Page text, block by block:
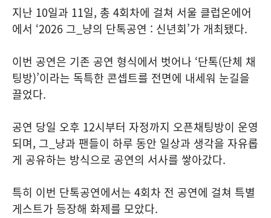
지난 10일과 11일, 총 4회차에 걸쳐 서울 클럽온에어
에서 ‘2026 그_냥의 단톡공연 : 신년회’가 개최됐다.
이번 공연은 기존 공연 형식에서 벗어나 ‘단톡(단체 채
팅방)’이라는 독특한 콘셉트를 전면에 내세워 눈길을
끌었다.
공연 당일 오후 12시부터 자정까지 오픈채팅방이 운영
되며, 그_냥과 팬들이 하루 동안 일상과 생각을 자유롭
게 공유하는 방식으로 공연의 서사를 쌓아갔다.
특히 이번 단톡공연에서는 4회차 전 공연에 걸쳐 특별
게스트가 등장해 화제를 모았다.